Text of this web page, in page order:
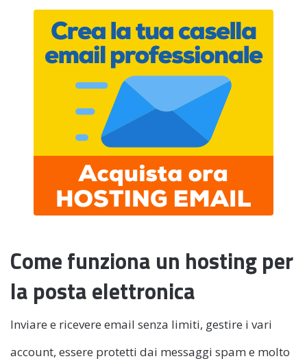
Come funziona un hosting per
la posta elettronica
Inviare e ricevere email senza limiti, gestire i vari
account, essere protetti dai messaggi spam e molto